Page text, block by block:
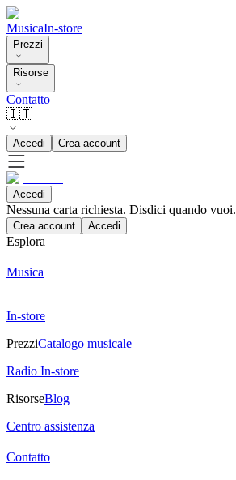
MusicaIn-store
Prezzi
Risorse
Contatto
🇮🇹
Accedi Crea account
Accedi
Nessuna carta richiesta. Disdici quando vuoi.
Crea account Accedi
Esplora
Musica
In-store
PrezziCatalogo musicale
Radio In-store
RisorseBlog
Centro assistenza
Contatto